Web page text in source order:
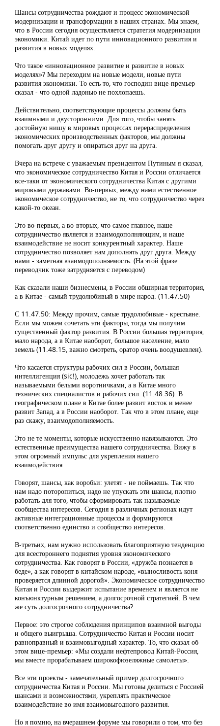
Шансы сотрудничества рождают и процесс экономической
модернизации и трансформации в наших странах. Мы знаем,
что в России сегодня осуществляется стратегия модернизации
экономики. Китай идет по пути инновационного развития и
развития в новых моделях.
Что такое «инновационное развитие и развитие в новых
моделях»? Мы переходим на новые модели, новые пути
развития экономики. То есть то, что господин вице-премьер
сказал - что одной ладонью не похлопаешь.
Действительно, соответствующие процессы должны быть
взаимными и двусторонними. Для того, чтобы занять
достойную нишу в мировых процессах перераспределения
экономических производственных факторов, мы должны
помогать друг другу и опираться друг на друга.
Вчера на встрече с уважаемым президентом Путиным я сказал,
что экономическое сотрудничество Китая и России отличается
все-таки от экономического сотрудничества Китая с другими
мировыми державами. Во-первых, между нами естественное
экономическое сотрудничество, не то, что сотрудничество через
какой-то океан.
Это во-первых, а во-вторых, что самое главное, наше
сотрудничество является и взаимодополняющим, и наше
взаимодействие не носит конкурентный характер. Наше
сотрудничество позволяет нам дополнять друг друга. Между
нами - заметная взаимодополняемость. (На этой фразе
переводчик тоже затрудняется с переводом)
Как сказали наши бизнесмены, в России обширная территория,
а в Китае - самый трудолюбивый в мире народ. (11.47.50)
С 11.47.50: Между прочим, самые трудолюбивые - крестьяне.
Если мы можем сочетать эти факторы, тогда мы получим
существенный фактор развития. В России большая территория,
мало народа, а в Китае наоборот, большое население, мало
земель (11.48.15, важно смотреть, оратор очень воодушевлен).
Что касается структуры рабочих сил в России, большая
интеллигенция (sic!), молодежь хочет работать так
называемыми белыми воротничками, а в Китае много
технических специалистов и рабочих сил. (11.48.36). В
географическом плане в Китае более развит восток и менее
развит Запад, а в России наоборот. Так что в этом плане, еще
раз скажу, взаимодополняемость.
Это не те моменты, которые искусственно навязываются. Это
естественные преимущества нашего сотрудничества. Вижу в
этом огромный импульс для укрепления нашего
взаимодействия.
Говорят, шансы, как воробьи: улетят - не поймаешь. Так что
нам надо поторопиться, надо не упускать эти шансы, плотно
работать для того, чтобы сформировать так называемые
сообщества интересов. Сегодня в различных регионах идут
активные интеграционные процессы и формируются
соответственно единство и сообщество интересов.
В-третьих, нам нужно использовать благоприятную тенденцию
для всестороннего поднятия уровня экономического
сотрудничества. Как говорят в России, «дружба познается в
беде», а как говорят в китайском народе, «выносливость коня
проверяется длинной дорогой». Экономическое сотрудничество
Китая и России выдержит испытание временем и является не
конъюнктурным решением, а долгосрочной стратегией. В чем
же суть долгосрочного сотрудничества?
Первое: это строгое соблюдения принципов взаимной выгоды
и общего выигрыша. Сотрудничество Китая и России носит
равноправный и взаимовыгодный характер. То, что сказал об
этом вице-премьер: «Мы создали нефтепровод Китай-Россия,
мы вместе прорабатываем широкофюзеляжные самолеты».
Все эти проекты - замечательный пример долгосрочного
сотрудничества Китая и России. Мы готовы делиться с Россией
шансами и возможностями, укреплять практическое
взаимодействие во имя взаимовыгодного развития.
Но я помню, на вчерашнем форуме мы говорили о том, что без